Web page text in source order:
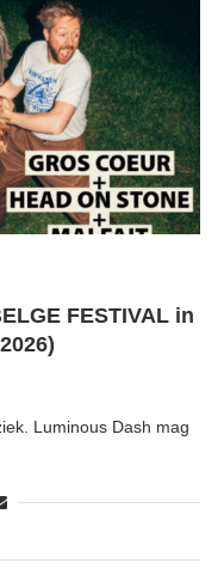
FESTIVAL in
Luminous Dash mag